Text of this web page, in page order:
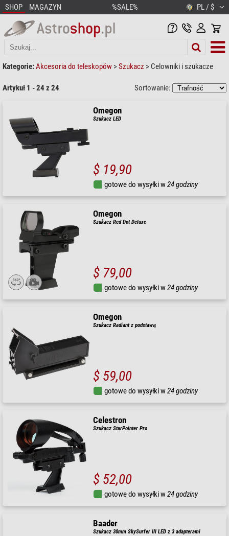
SHOP MAGAZYN %SALE% PL / $
Kategorie:Akcesoria do teleskopów >Szukacz > Celowniki i szukacze
Artykuł 1 - 24 z 24 Sortowanie:
Omegon
Szukacz LED
$ 19,90
gotowe do wysyłki w24 godziny
Omegon
Szukacz Red Dot Deluxe
$ 79,00
gotowe do wysyłki w24 godziny
Omegon
Szukacz Radiant z podstawą
$ 59,00
gotowe do wysyłki w24 godziny
Celestron
Szukacz StarPointer Pro
$ 52,00
gotowe do wysyłki w24 godziny
Baader
Szukacz 30mm SkySurfer III LED z 3 adapterami